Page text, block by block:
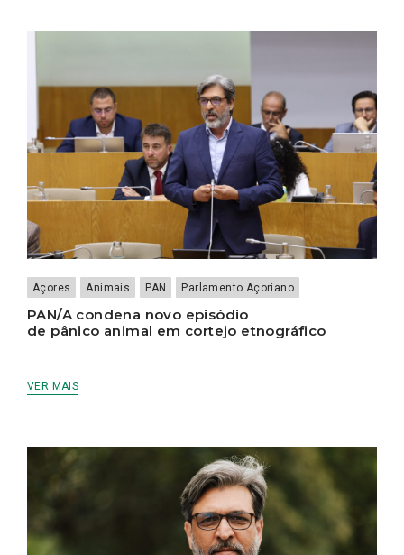
Açores Animais PAN Parlamento Açoriano
PAN/A condena novo episódio
de pânico animal em cortejo etnográfico
VER MAIS